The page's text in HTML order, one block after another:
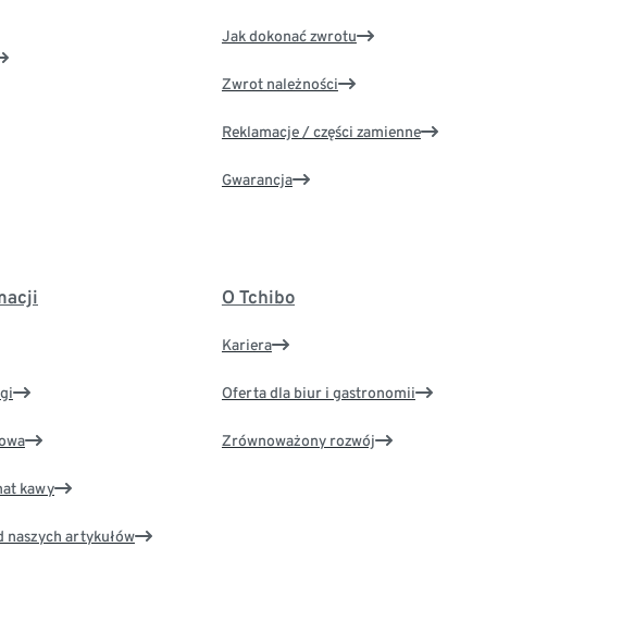
Jak dokonać zwrotu
Zwrot należności
Reklamacje / części zamienne
Gwarancja
kawy
naszych artykułów
O Tchibo
Kariera
Oferta dla biur i gastronomii
Zrównoważony rozwój